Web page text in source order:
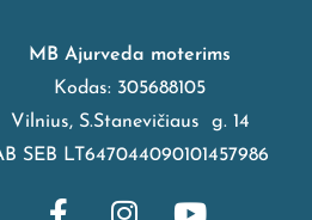
MB Ajurveda moterims
Kodas: 305688105
Vilnius, S.Stanevičiaus g. 14
SEB LT647044090101457986